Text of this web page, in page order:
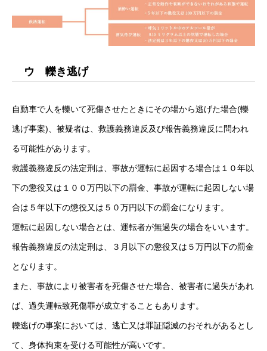
ウ 轢き逃げ
自動車で人を轢いて死傷させたときにその場から逃げた場合(轢
逃げ事案)、被疑者は、救護義務違反及び報告義務違反に問われ
る可能性があります。
救護義務違反の法定刑は、事故が運転に起因する場合は１０年以
下の懲役又は１００万円以下の罰金、事故が運転に起因しない場
合は５年以下の懲役又は５０万円以下の罰金になります。
運転に起因しない場合とは、運転者が無過失の場合をいいます。
報告義務違反の法定刑は、３月以下の懲役又は５万円以下の罰金
となります。
また、事故により被害者を死傷させた場合、被害者に過失があれ
ば、過失運転致死傷罪が成立することもあります。
轢逃げの事案においては、逃亡又は罪証隠滅のおそれがあるとし
て、身体拘束を受ける可能性が高いです。